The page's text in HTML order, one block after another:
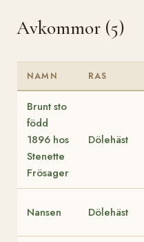
Avkommor (5)
NAMN RAS
Brunt sto
född
1896 hos
Stenette
Frösager
Dölehäst
Nansen Dölehäst